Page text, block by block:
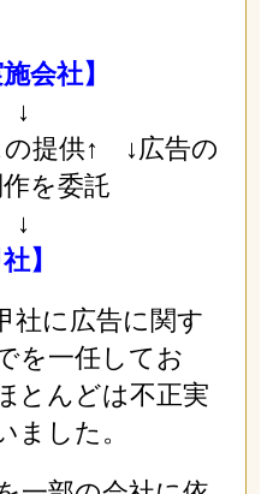
会社】
↓
提供↑ ↓広告の
を委託
↓
】
社に広告に関す
を一任してお
とんどは不正実
ました。